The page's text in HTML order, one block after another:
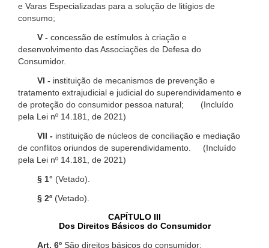
e Varas Especializadas para a solução de litígios de
consumo;
V - concessão de estímulos à criação e
desenvolvimento das Associações de Defesa do
Consumidor.
VI - instituição de mecanismos de prevenção e
tratamento extrajudicial e judicial do superendividamento e
de proteção do consumidor pessoa natural; (Incluído
pela Lei nº 14.181, de 2021)
VII - instituição de núcleos de conciliação e mediação
de conflitos oriundos de superendividamento. (Incluído
pela Lei nº 14.181, de 2021)
§ 1° (Vetado).
§ 2º (Vetado).
CAPÍTULO III
Dos Direitos Básicos do Consumidor
Art. 6º São direitos básicos do consumidor: